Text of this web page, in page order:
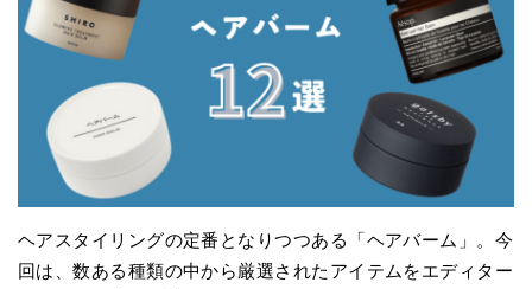
ヘアスタイリングの定番となりつつある「ヘアバーム」。今
回は、数ある種類の中から厳選されたアイテムをエディター